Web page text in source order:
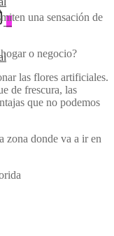
0
una sensación de
o negocio?
las flores artificiales.
de frescura, las
que no podemos
zona donde va a ir en